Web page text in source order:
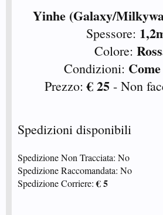
Yinhe (Galaxy/
Spessore:
Colore:
Condizioni:
Prezzo:€ 25 - Non
Spedizioni disponibili
Spedizione Non Tracciata: No
Spedizione Raccomandata: No
Spedizione Corriere:€ 5